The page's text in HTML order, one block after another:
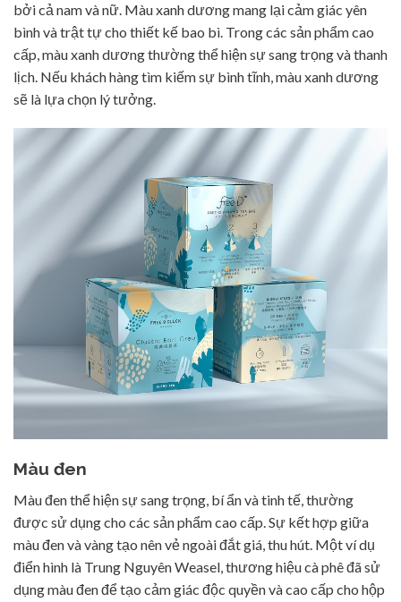
bởi cả nam và nữ. Màu xanh dương mang lại cảm giác yên
bình và trật tự cho thiết kế bao bì. Trong các sản phẩm cao
cấp, màu xanh dương thường thể hiện sự sang trọng và thanh
lịch. Nếu khách hàng tìm kiếm sự bình tĩnh, màu xanh dương
sẽ là lựa chọn lý tưởng.
Màu đen
Màu đen thể hiện sự sang trọng, bí ẩn và tinh tế, thường
được sử dụng cho các sản phẩm cao cấp. Sự kết hợp giữa
màu đen và vàng tạo nên vẻ ngoài đắt giá, thu hút. Một ví dụ
điển hình là Trung Nguyên Weasel, thương hiệu cà phê đã sử
dụng màu đen để tạo cảm giác độc quyền và cao cấp cho hộp